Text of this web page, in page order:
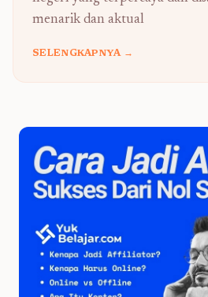
menarik dan aktual
SELENGKAPNYA →